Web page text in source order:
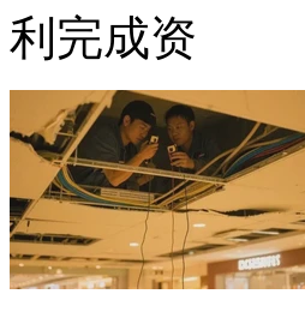
利完成资